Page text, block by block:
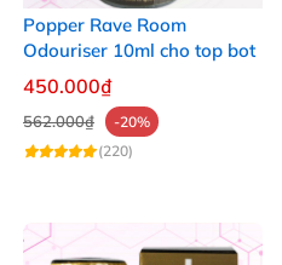
Popper Rave Room
Odouriser 10ml cho top bot
450.000₫
562.000₫
-20%
(220)